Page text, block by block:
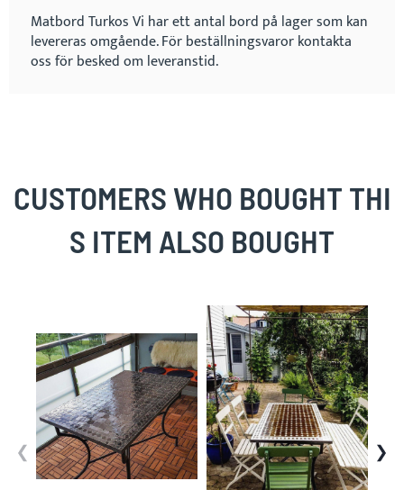
Matbord Turkos Vi har ett antal bord på lager som kan
levereras omgående. För beställningsvaror kontakta
oss för besked om leveranstid.
CUSTOMERS WHO BOUGHT THI
S ITEM ALSO BOUGHT
carousel